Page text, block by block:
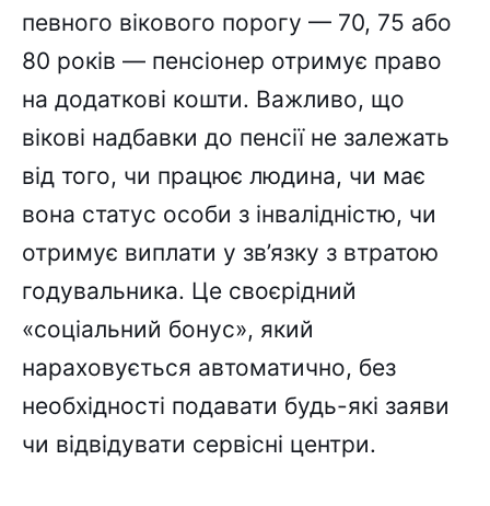
певного вікового порогу — 70, 75 або
80 років — пенсіонер отримує право
на додаткові кошти. Важливо, що
вікові надбавки до пенсії не залежать
від того, чи працює людина, чи має
вона статус особи з інвалідністю, чи
отримує виплати у зв’язку з втратою
годувальника. Це своєрідний
«соціальний бонус», який
нараховується автоматично, без
необхідності подавати будь-які заяви
чи відвідувати сервісні центри.